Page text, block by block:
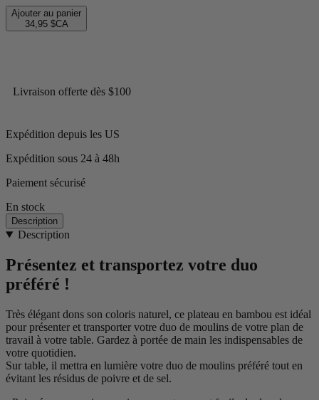
Ajouter au panier
34,95 $CA
Livraison offerte dès $100
Expédition depuis les US
Expédition sous 24 à 48h
Paiement sécurisé
En stock
Description
Description
Présentez et transportez votre duo
préféré !
Très élégant dons son coloris naturel, ce plateau en bambou est idéal
pour présenter et transporter votre duo de moulins de votre plan de
travail à votre table. Gardez à portée de main les indispensables de
votre quotidien.
Sur table, il mettra en lumière votre duo de moulins préféré tout en
évitant les résidus de poivre et de sel.